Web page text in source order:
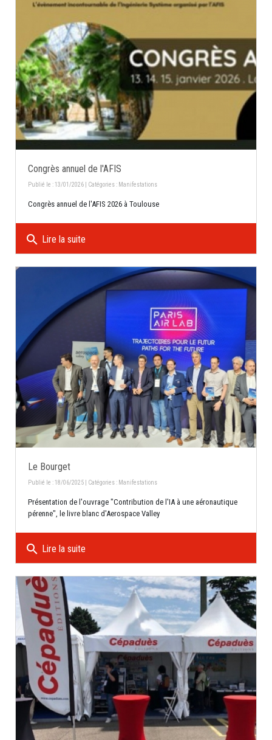
Congrès annuel de l'AFIS
Publié le : 13/01/2026 | Catégories : Manifestations
Congrès annuel de l'AFIS 2026 à Toulouse
search Lire la suite
Le Bourget
Publié le : 18/06/2025 | Catégories : Manifestations
Présentation de l'ouvrage "Contribution de l'IA à une aéronautique
pérenne", le livre blanc d'Aerospace Valley
search Lire la suite